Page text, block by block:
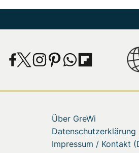
Über GreWi
Datenschutzerklärung
Impressum / Kontakt